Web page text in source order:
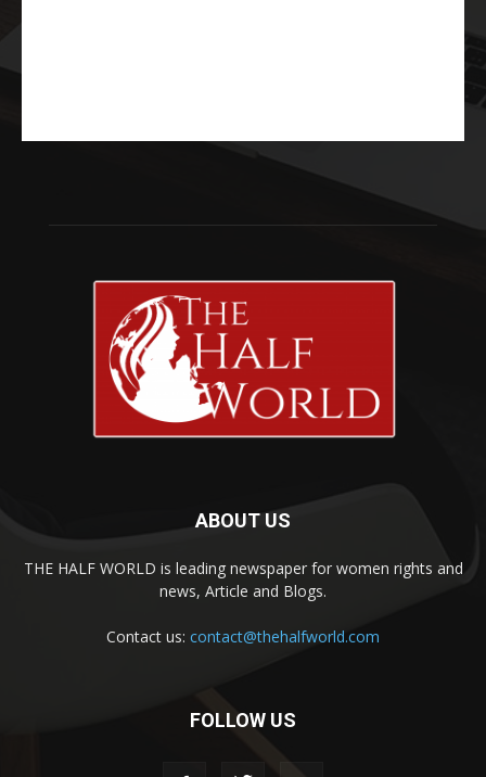
ABOUT US
THE HALF WORLD is leading newspaper for women rights and
news, Article and Blogs.
Contact us: contact@thehalfworld.com
FOLLOW US